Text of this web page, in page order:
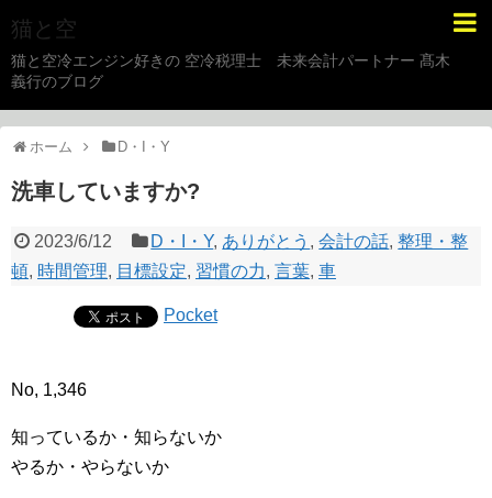
猫と空
猫と空冷エンジン好きの 空冷税理士 未来会計パートナー 髙木
義行のブログ
ホーム D・I・Y
洗車していますか?
2023/6/12 D・I・Y, ありがとう ,会計の話,整理・整
頓, 時間管理, 目標設定, 習慣の力, 言葉, 車
Pocket
No, 1,346
知っているか・知らないか
やるか・やらないか